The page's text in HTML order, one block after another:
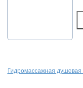
Гидромассажная душевая